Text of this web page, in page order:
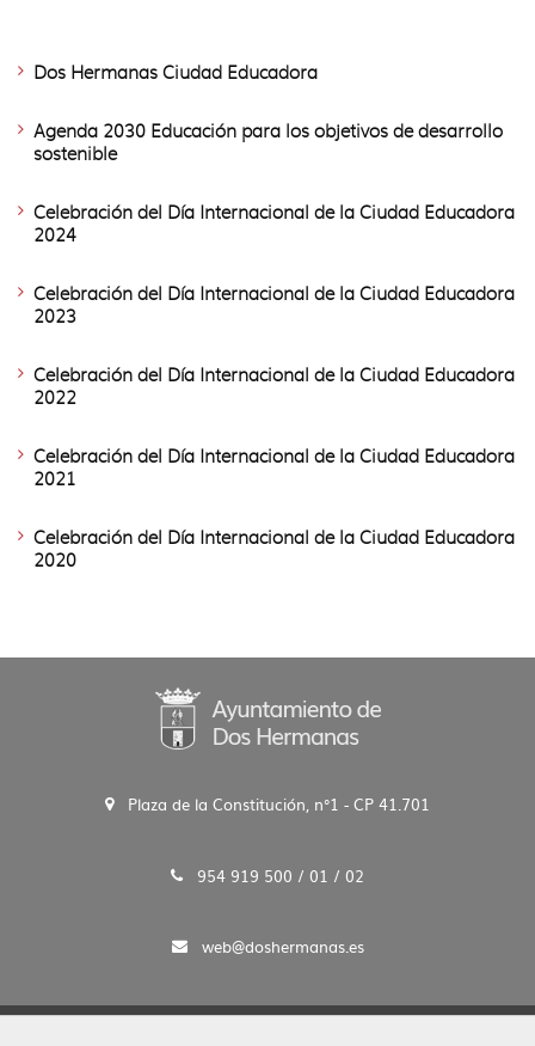
Dos Hermanas Ciudad Educadora
Agenda 2030 Educación para los objetivos de desarrollo
sostenible
Celebración del Día Internacional de la Ciudad Educadora
2024
Celebración del Día Internacional de la Ciudad Educadora
2023
Celebración del Día Internacional de la Ciudad Educadora
2022
Celebración del Día Internacional de la Ciudad Educadora
2021
Celebración del Día Internacional de la Ciudad Educadora
2020
Plaza de la Constitución, n°1 - CP 41.701
954 919 500 / 01 / 02
web@doshermanas.es